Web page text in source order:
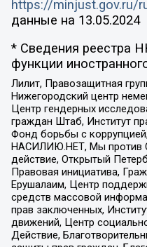
https://minjust.gov.ru/
данные на 13.05.2024
* Сведения реестра
функции
Лилит, Правозащитная
Нижегородский центр
Центр гендерных
граждан Штаб, Институт
Фонд борьбы с
НАСИЛИЮ.НЕТ, Мы против
действие, Открытый
Правовая инициатива,
Ерушалаим, Центр
средств массовой
прав заключенных,
движений, Центр
Действие,